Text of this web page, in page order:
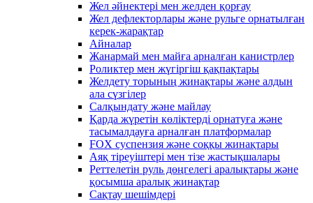
Жел әйнектері мен желден қорғау
Жел дефлекторлары және рульге орнатылған
керек-жарақтар
Айналар
Жанармай мен майға арналған канистрлер
Роликтер мен жүгіргіш қақпақтары
Желдету торының жинақтары және алдын
ала сүзгілер
Салқындату және майлау
Қарда жүретін көліктерді орнатуға және
тасымалдауға арналған платформалар
FOX суспензия және соққы жинақтары
Аяқ тіреуіштері мен тізе жастықшалары
Реттелетін руль дөңгелегі аралықтары және
қосымша аралық жинақтар
Сақтау шешімдері